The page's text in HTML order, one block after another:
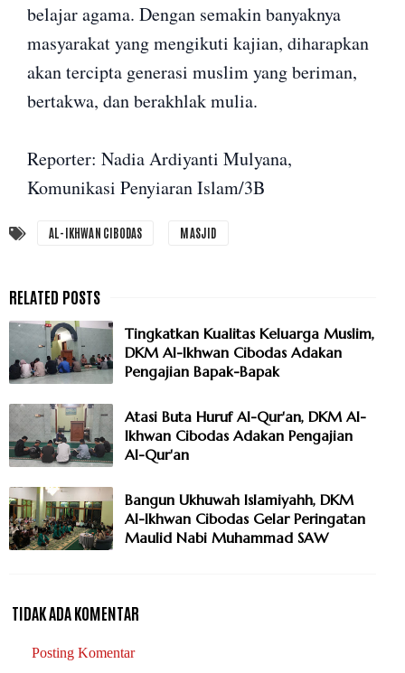
belajar agama. Dengan semakin banyaknya
masyarakat yang mengikuti kajian, diharapkan
akan tercipta generasi muslim yang beriman,
bertakwa, dan berakhlak mulia.
Reporter: Nadia Ardiyanti Mulyana,
Komunikasi Penyiaran Islam/3B
AL-IKHWAN CIBODAS MASJID
Tingkatkan Kualitas Keluarga Muslim,
DKM Al-Ikhwan Cibodas Adakan
Pengajian Bapak-Bapak
Atasi Buta Huruf Al-Qur'an, DKM Al-
Ikhwan Cibodas Adakan Pengajian
Al-Qur'an
Bangun Ukhuwah Islamiyahh, DKM
Al-Ikhwan Cibodas Gelar Peringatan
Maulid Nabi Muhammad SAW
TIDAK ADA KOMENTAR
Posting Komentar